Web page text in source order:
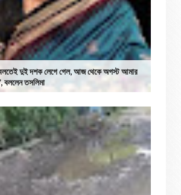
বলতেই দুই দশক লেগে গেল, আজ থেকে অগস্ট আমার
বললেন তসলিমা